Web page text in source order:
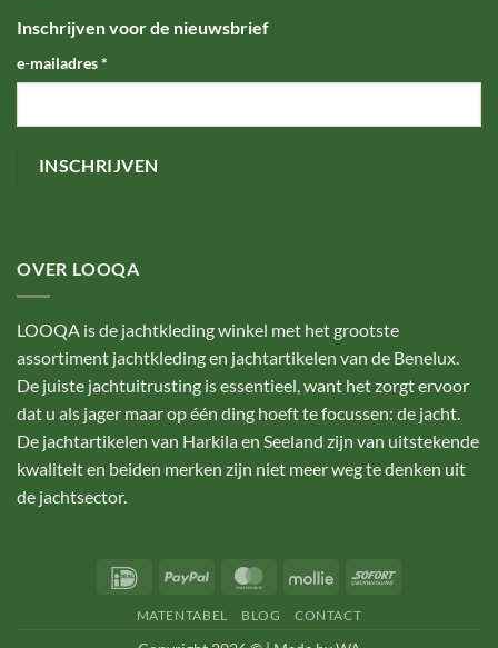
Inschrijven voor de nieuwsbrief
e-mailadres*
OVER LOOQA
LOOQA is de jachtkleding winkel met het grootste
assortiment jachtkleding en jachtartikelen van de Benelux.
De juiste jachtuitrusting is essentieel, want het zorgt ervoor
dat u als jager maar op één ding hoeft te focussen: de jacht.
De jachtartikelen van Harkila en Seeland zijn van uitstekende
kwaliteit en beiden merken zijn niet meer weg te denken uit
de jachtsector.
IDeal PayPal MasterCardMollie Sofort
MATENTABEL BLOG CONTACT